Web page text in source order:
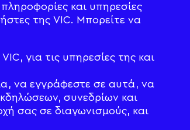
και υπηρεσίες
της VIC. Μπορείτε να
για τις υπηρεσίες της και
να εγγράφεστε σε αυτά, να
συνεδρίων και
σας σε διαγωνισμούς, και